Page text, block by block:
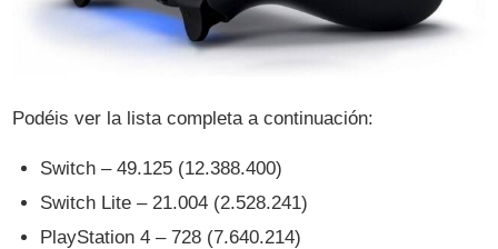
Podéis ver la lista completa a continuación:
Switch – 49.125 (12.388.400)
Switch Lite – 21.004 (2.528.241)
PlayStation 4 – 728 (7.640.214)